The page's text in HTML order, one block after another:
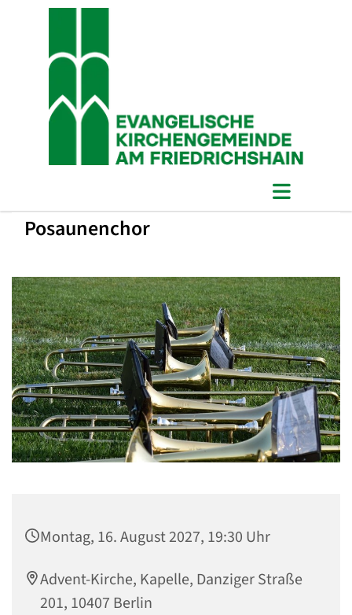
Posaunenchor
Montag, 16. August 2027, 19:30 Uhr
Advent-Kirche, Kapelle, Danziger Straße
201, 10407 Berlin